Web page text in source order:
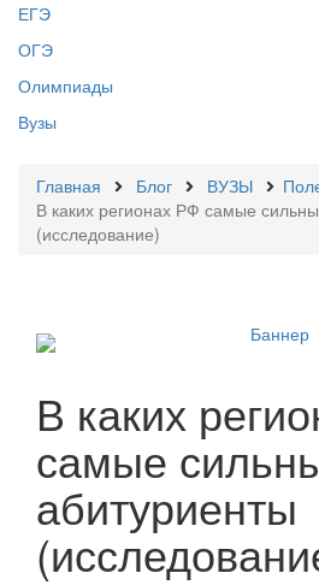
ЕГЭ
ОГЭ
Олимпиады
Вузы
Главная Блог ВУЗЫ
В каких регионах РФ самые
(исследование)
В каких
самые
абитуриенты